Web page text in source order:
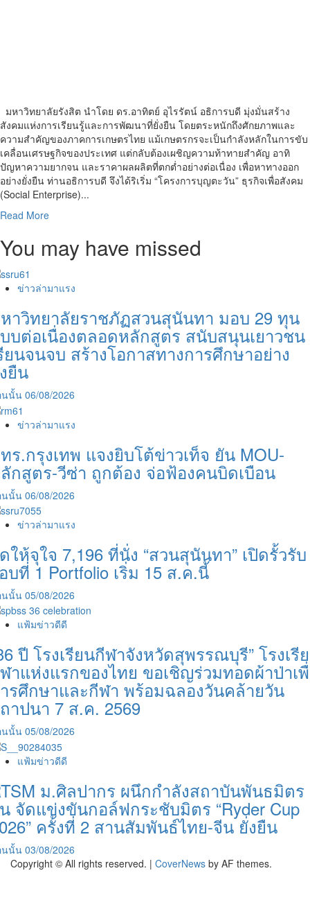
มหาวิทยาลัยรังสิต นำโดย ดร.อาทิตย์ อุไรรัตน์ อธิการบดี มุ่งมั่นสร้าง
สังคมแห่งการเรียนรู้และการพัฒนาที่ยั่งยืน โดยตระหนักถึงศักยภาพและ
ความสำคัญของภาคการเกษตรไทย แม้เกษตรกรจะเป็นกำลังหลักในการขับ
เคลื่อนเศรษฐกิจของประเทศ แต่กลับต้องเผชิญความท้าทายสำคัญ อาทิ
ปัญหาความยากจน และราคาผลผลิตที่ตกต่ำอย่างต่อเนื่อง เพื่อหาทางออก
อย่างยั่งยืน ท่านอธิการบดี จึงได้ริเริ่ม “โครงการบุญตะวัน” ธุรกิจเพื่อสังคม
(Social Enterprise)...
Read MoreRead
about
RSU
พลัง
ศึกษา
เพื่อ
พัฒนา
เศรษฐกิจ
ความ
You may have missed
ข่าวล่ามาแรง
าวิทยาลัยราชภัฏสวนสุนันทา มอบ 29 ทุน
บต่อเนื่องตลอดหลักสูตร สนับสนุนเยาวชน
ยนจนจบ สร้างโอกาสทางการศึกษาอย่าง
ยืน
นนั้น 06/08/2026
ข่าวล่ามาแรง
ร.กรุงเทพ แจงยิบโต้ข่าวเท็จ ยัน MOU-
กสูตร-วีซ่า ถูกต้อง จ่อฟ้องคนบิดเบือน
นนั้น 06/08/2026
ข่าวล่ามาแรง
ให้จุใจ 7,196 ที่นั่ง “สวนสุนันทา” เปิดรั้วรับ
บที่ 1 Portfolio เริ่ม 15 ส.ค.นี้
นนั้น 05/08/2026
แฟ้มข่าวดีดี
ปี โรงเรียนกีฬาจังหวัดสุพรรณบุรี” โรงเรี
าแห่งแรกของไทย ขอเชิญร่วมทอดผ้าป่าเ
รศึกษาและกีฬา พร้อมฉลองวันคล้ายวัน
าปนา 7 ส.ค. 2569
นนั้น 05/08/2026
แฟ้มข่าวดีดี
ม.ศิลปากร ผนึกกำลังสถาบันพันธมิตร
จัดแข่งขันกอล์ฟกระชับมิตร “Ryder Cup
ครั้งที่ 2 สานสัมพันธ์ไทย-จีน ยั่งยืน
นนั้น 03/08/2026
Copyright © All rights reserved. | CoverNews by AF themes.